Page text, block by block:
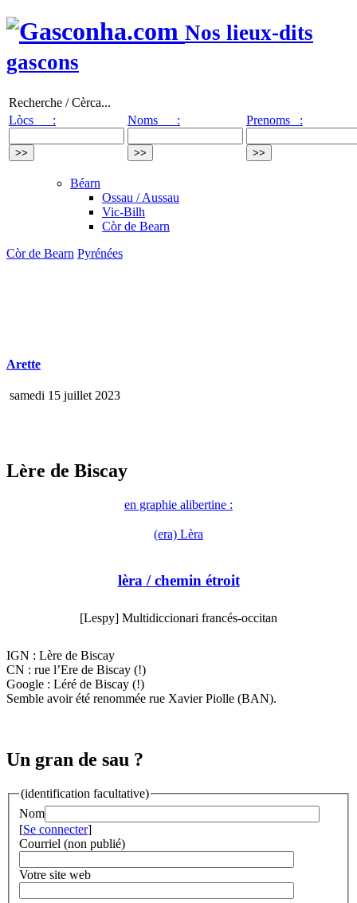
Nos lieux-dits
gascons
Recherche / Cèrca...
Lòcs :
Noms : Prenoms :
Béarn
Ossau / Aussau
Vic-Bilh
Còr de Bearn
Còr de Bearn Pyrénées
Arette
samedi 15 juillet 2023
Lère de Biscay
en graphie alibertine :
(era) Lèra
lèra / chemin étroit
[Lespy] Multidiccionari francés-occitan
IGN : Lère de Biscay
CN : rue l’Ere de Biscay (!)
Google : Léré de Biscay (!)
Semble avoir été renommée rue Xavier Piolle (BAN).
Un gran de sau ?
(identification facultative)
Nom
[Se connecter]
Courriel (non publié)
Votre site web